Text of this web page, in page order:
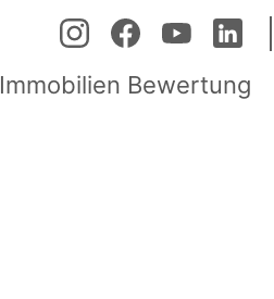
Immobilien Bewertung